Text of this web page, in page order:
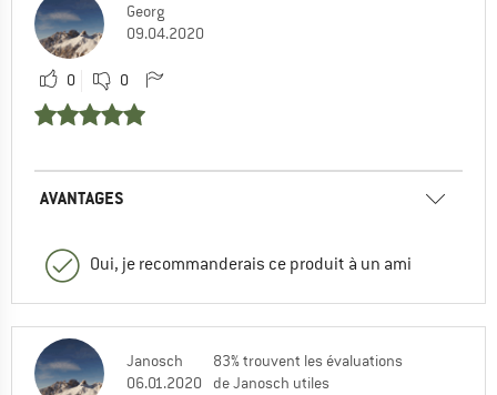
Georg
09.04.2020
0 0
AVANTAGES
Oui, je recommanderais ce produit à un ami
Janosch
06.01.2020
83% trouvent les évaluations
de Janosch utiles